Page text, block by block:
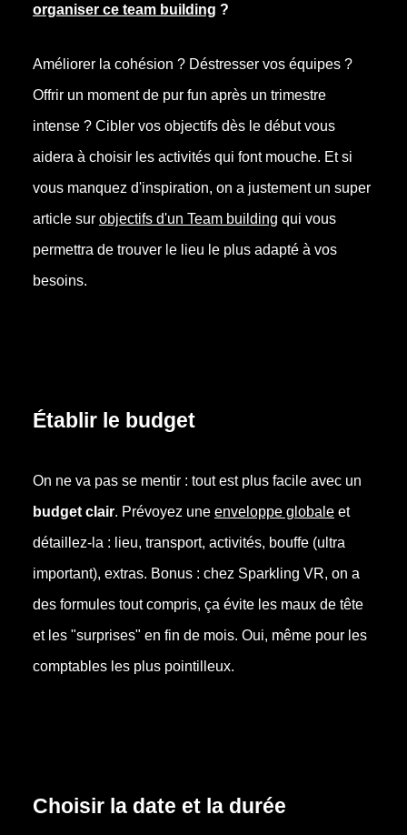
organiser ce team building ?
Améliorer la cohésion ? Déstresser vos équipes ?
Offrir un moment de pur fun après un trimestre
intense ? Cibler vos objectifs dès le début vous
aidera à choisir les activités qui font mouche. Et si
vous manquez d'inspiration, on a justement un super
article sur objectifs d'un Team building qui vous
permettra de trouver le lieu le plus adapté à vos
besoins.
Établir le budget
On ne va pas se mentir : tout est plus facile avec un
budget clair. Prévoyez une enveloppe globale et
détaillez-la : lieu, transport, activités, bouffe (ultra
important), extras. Bonus : chez Sparkling VR, on a
des formules tout compris, ça évite les maux de tête
et les "surprises" en fin de mois. Oui, même pour les
comptables les plus pointilleux.
Choisir la date et la durée